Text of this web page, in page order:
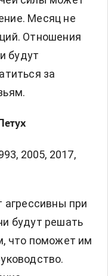
Месяц не
Отношения
будут
за
2005, 2017,
агрессивны при
будут решать
что поможет им